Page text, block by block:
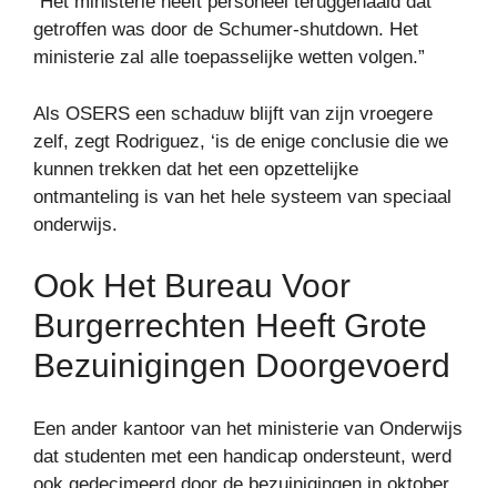
getroffen was door de Schumer-shutdown. Het
ministerie zal alle toepasselijke wetten volgen.”
Als OSERS een schaduw blijft van zijn vroegere
zelf, zegt Rodriguez, ‘is de enige conclusie die we
kunnen trekken dat het een opzettelijke
ontmanteling is van het hele systeem van speciaal
onderwijs.
Ook Het Bureau Voor
Burgerrechten Heeft Grote
Bezuinigingen Doorgevoerd
Een ander kantoor van het ministerie van Onderwijs
dat studenten met een handicap ondersteunt, werd
ook gedecimeerd door de bezuinigingen in oktober.